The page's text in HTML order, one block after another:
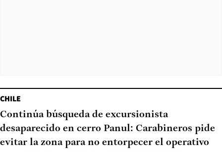
CHILE
Continúa búsqueda de excursionista
desaparecido en cerro Panul: Carabineros pide
evitar la zona para no entorpecer el operativo